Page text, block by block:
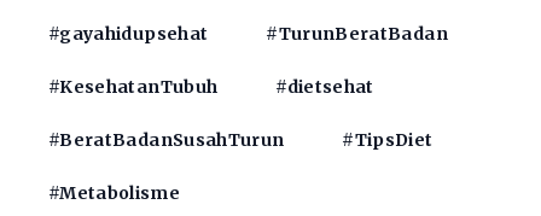
#gayahidupsehat #TurunBeratBadan
#KesehatanTubuh #dietsehat
#BeratBadanSusahTurun #TipsDiet
#Metabolisme